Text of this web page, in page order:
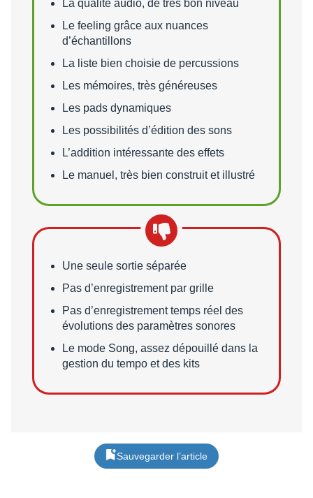
La qualité audio, de très bon niveau
Le feeling grâce aux nuances
d’échantillons
La liste bien choisie de percussions
Les mémoires, très généreuses
Les pads dynamiques
Les possibilités d’édition des sons
L’addition intéressante des effets
Le manuel, très bien construit et illustré
Points faibles
Une seule sortie séparée
Pas d’enregistrement par grille
Pas d’enregistrement temps réel des
évolutions des paramètres sonores
Le mode Song, assez dépouillé dans la
gestion du tempo et des kits
Sauvegarder l’article